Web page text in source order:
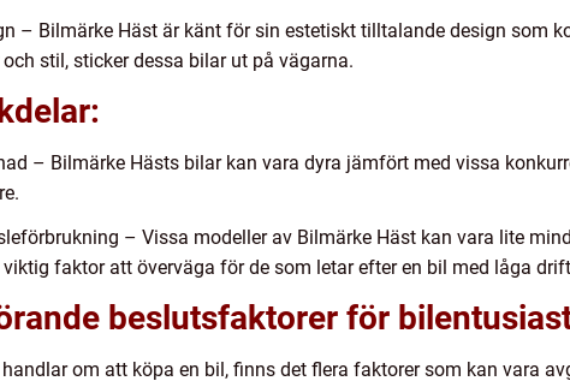
– Bilmärke Häst är känt för sin estetiskt tilltalande design som
stil, sticker dessa bilar ut på vägarna.
– Bilmärke Hästs bilar kan vara dyra jämfört med vissa
– Vissa modeller av Bilmärke Häst kan vara lite
viktig faktor att överväga för de som letar efter en bil med låga
beslutsfaktorer för
handlar om att köpa en bil, finns det flera faktorer som kan vara